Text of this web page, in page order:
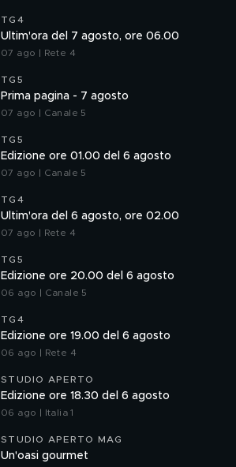
TG4
Ultim'ora del 7 agosto, ore 06.00
07 ago | Rete 4
TG5
Prima pagina - 7 agosto
07 ago | Canale 5
TG5
Edizione ore 01.00 del 6 agosto
07 ago | Canale 5
TG4
Ultim'ora del 6 agosto, ore 02.00
07 ago | Rete 4
TG5
Edizione ore 20.00 del 6 agosto
06 ago | Canale 5
TG4
Edizione ore 19.00 del 6 agosto
06 ago | Rete 4
STUDIO APERTO
Edizione ore 18.30 del 6 agosto
06 ago | Italia 1
STUDIO APERTO MAG
Un'oasi gourmet